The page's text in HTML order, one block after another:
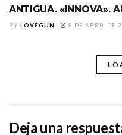
ANTIGUA. «INNOVA».
BY LOVEGUN 8 DE ABRIL DE
Deja una